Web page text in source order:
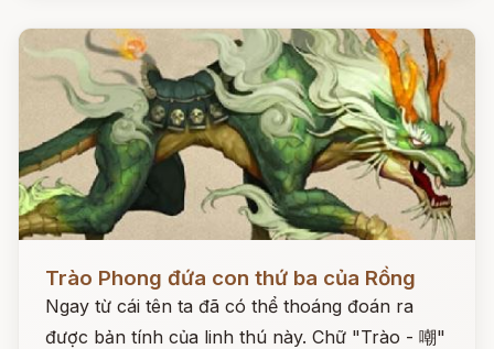
Trào Phong đứa con thứ ba của Rồng
Ngay từ cái tên ta đã có thể thoáng đoán ra
được bản tính của linh thú này. Chữ "Trào - 嘲"